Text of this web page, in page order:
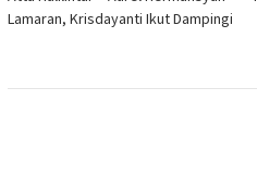
Lamaran, Krisdayanti Ikut Dampingi